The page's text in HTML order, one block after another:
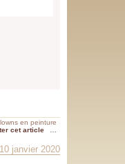
en peinture
cet article
10 janvier 2020